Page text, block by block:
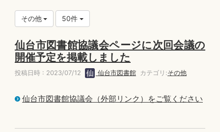
その他 50件
仙台市図書館協議会ページに次回会議の
開催予定を掲載しました
投稿日時 : 2023/07/12 仙台市図書館 カテゴリ:その他
仙台市図書館協議会（外部リンク）をご覧ください